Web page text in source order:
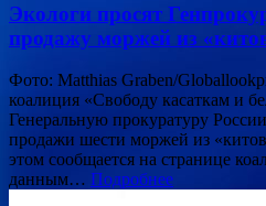
Экологи просят
продажу моржей из
Фото: Matthias Graben/
коалиция «Свободу касаткам и
Генеральную прокуратуру
продажи шести моржей из
этом сообщается на странице
данным… Подробнее